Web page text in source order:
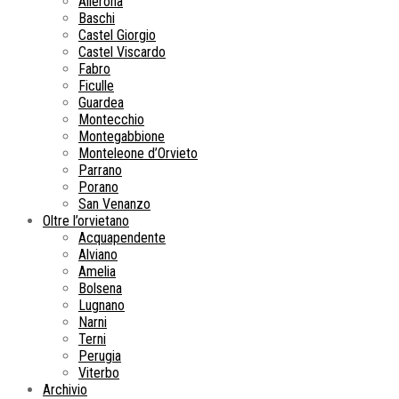
Baschi
Castel Giorgio
Castel Viscardo
Fabro
Ficulle
Guardea
Montecchio
Montegabbione
Monteleone d’Orvieto
Parrano
Porano
San Venanzo
Oltre l’orvietano
Acquapendente
Alviano
Amelia
Bolsena
Lugnano
Narni
Terni
Perugia
Viterbo
Archivio